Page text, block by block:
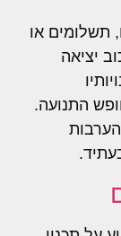
תשלומים או
יציאה
התנועה.